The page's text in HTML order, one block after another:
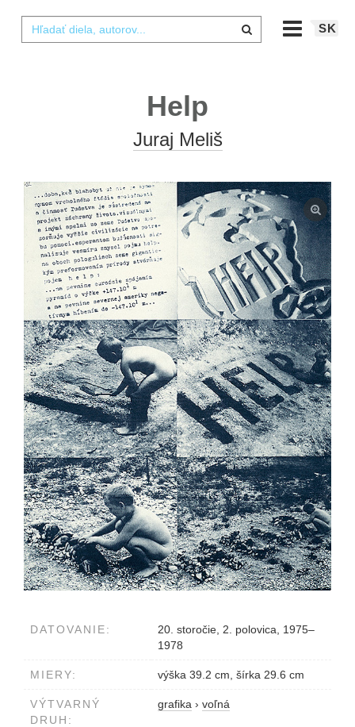
SK
Help
Juraj Meliš
DATOVANIE:
20. storočie, 2. polovica, 1975–
1978
MIERY: výška 39.2 cm, šírka 29.6 cm
VÝTVARNÝ
DRUH:
grafika › voľná